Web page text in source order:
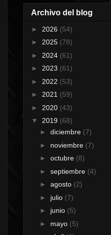
Archivo del blog
► 2026 (54)
► 2025 (78)
► 2024 (61)
► 2023 (61)
► 2022 (53)
► 2021 (59)
► 2020 (43)
▼ 2019 (68)
► diciembre (7)
► noviembre (7)
► octubre (8)
► septiembre (4)
► agosto (2)
► julio (7)
► junio (5)
► mayo (5)